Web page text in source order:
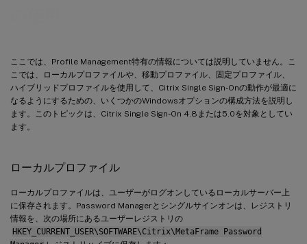
ここでは、Profile Management特有の情報については説明していません。こ
こでは、ローカルプロファイルや、移動プロファイル、固定プロファイル、
ハイブリッドプロファイルを使用して、Citrix Single Sign-Onの動作が最適に
なるようにするための、いくつかのWindowsオプションの構成方法を説明し
ます。このトピックは、Citrix Single Sign-On 4.8または5.0を対象としてい
ます。
ローカルプロファイル
ローカルプロファイルは、ユーザーがログオンしているローカルサーバー上
に保存されます。Password Managerとシングルサインオンは、レジストリ
情報を、次の場所にあるユーザーレジストリの
HKEY_CURRENT_USER\SOFTWARE\Citrix\MetaFrame Password